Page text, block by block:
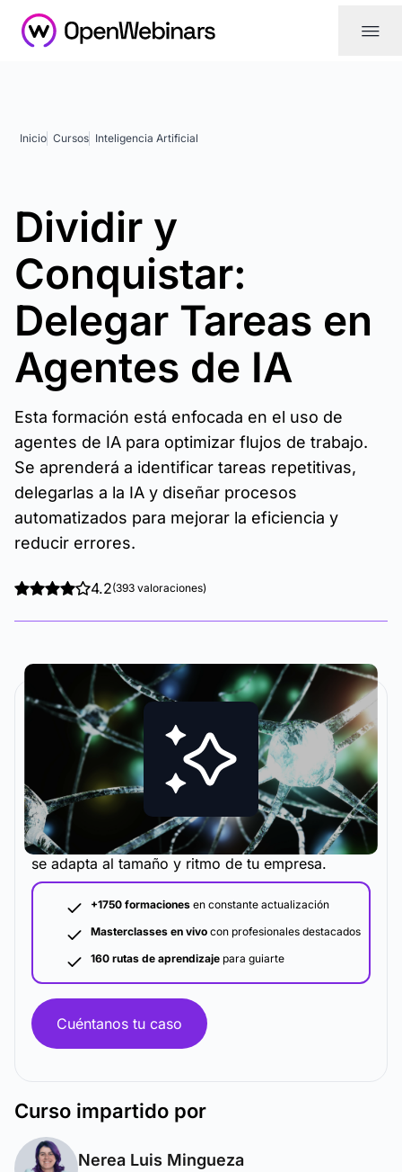
|||
Inicio Cursos Inteligencia Artificial
Dividir y
Conquistar:
Delegar Tareas en
Agentes de IA
Esta formación está enfocada en el uso de
agentes de IA para optimizar flujos de trabajo.
Se aprenderá a identificar tareas repetitivas,
delegarlas a la IA y diseñar procesos
automatizados para mejorar la eficiencia y
reducir errores.
4.2(393 valoraciones)
La metodología y plataforma de formación que
se adapta al tamaño y ritmo de tu empresa.
+1750 formaciones en constante actualización
Masterclasses en vivo con profesionales destacados
160 rutas de aprendizaje para guiarte
Cuéntanos tu caso
Curso impartido por
Nerea Luis Mingueza